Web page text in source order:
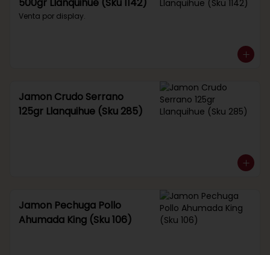
Venta por display.
Jamon Crudo Serrano
125gr Llanquihue (Sku 285)
Jamon Pechuga Pollo
Ahumada King (Sku 106)